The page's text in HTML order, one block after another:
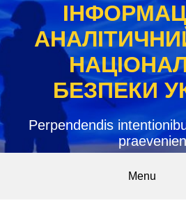
БЕЗПЕКИ
Perpendendis
Menu